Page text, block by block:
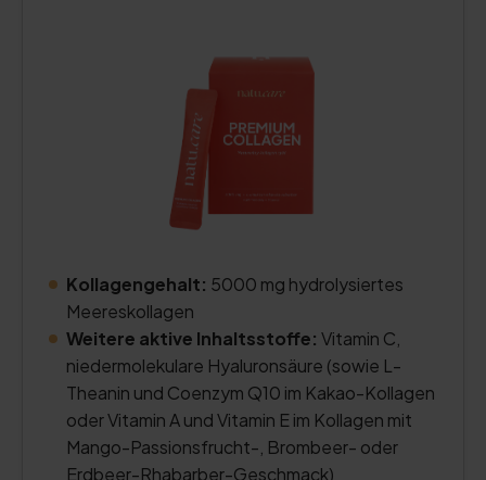
Kollagengehalt: 5000 mg hydrolysiertes
Meereskollagen
Weitere aktive Inhaltsstoffe: Vitamin C,
niedermolekulare Hyaluronsäure (sowie L-
Theanin und Coenzym Q10 im Kakao-Kollagen
oder Vitamin A und Vitamin E im Kollagen mit
Mango-Passionsfrucht-, Brombeer- oder
Erdbeer-Rhabarber-Geschmack)